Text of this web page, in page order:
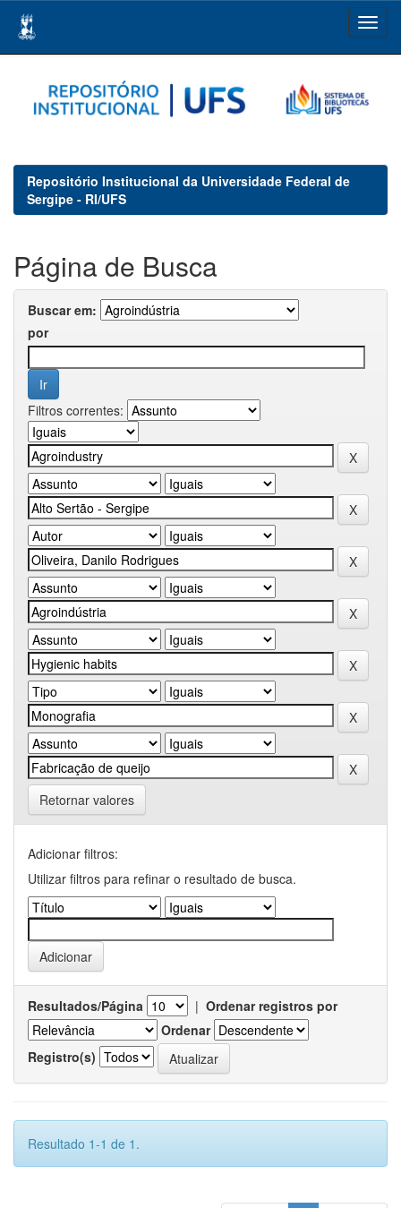
navigation
Repositório Institucional da Universidade Federal de
Sergipe - RI/UFS
Página de Busca
Buscar em:
por
Filtros correntes:
Retornar valores
Adicionar filtros:
Utilizar filtros para refinar o resultado de busca.
Resultados/Página | Ordenar registros por
Ordenar
Registro(s)
Resultado 1-1 de 1.